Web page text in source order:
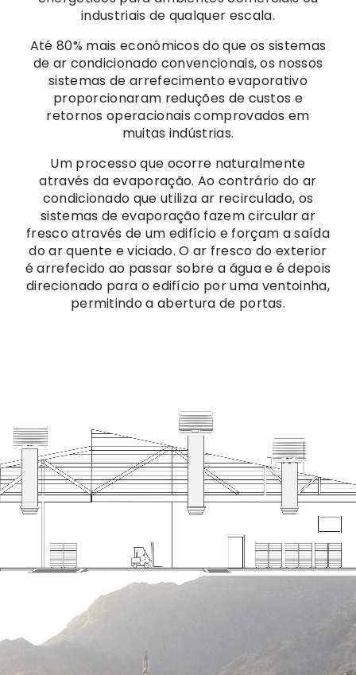
industriais de qualquer escala.
Até 80% mais económicos do que os sistemas
de ar condicionado convencionais, os nossos
sistemas de arrefecimento evaporativo
proporcionaram reduções de custos e
retornos operacionais comprovados em
muitas indústrias.
Um processo que ocorre naturalmente
através da evaporação. Ao contrário do ar
condicionado que utiliza ar recirculado, os
sistemas de evaporação fazem circular ar
fresco através de um edifício e forçam a saída
do ar quente e viciado. O ar fresco do exterior
é arrefecido ao passar sobre a água e é depois
direcionado para o edifício por uma ventoinha,
permitindo a abertura de portas.